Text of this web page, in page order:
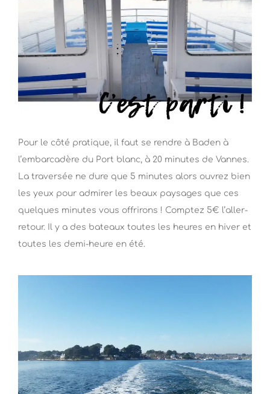
Pour le côté pratique, il faut se rendre à Baden à
l’embarcadère du Port blanc, à 20 minutes de Vannes.
La traversée ne dure que 5 minutes alors ouvrez bien
les yeux pour admirer les beaux paysages que ces
quelques minutes vous offrirons ! Comptez 5€ l’aller-
retour. Il y a des bateaux toutes les heures en hiver et
toutes les demi-heure en été.